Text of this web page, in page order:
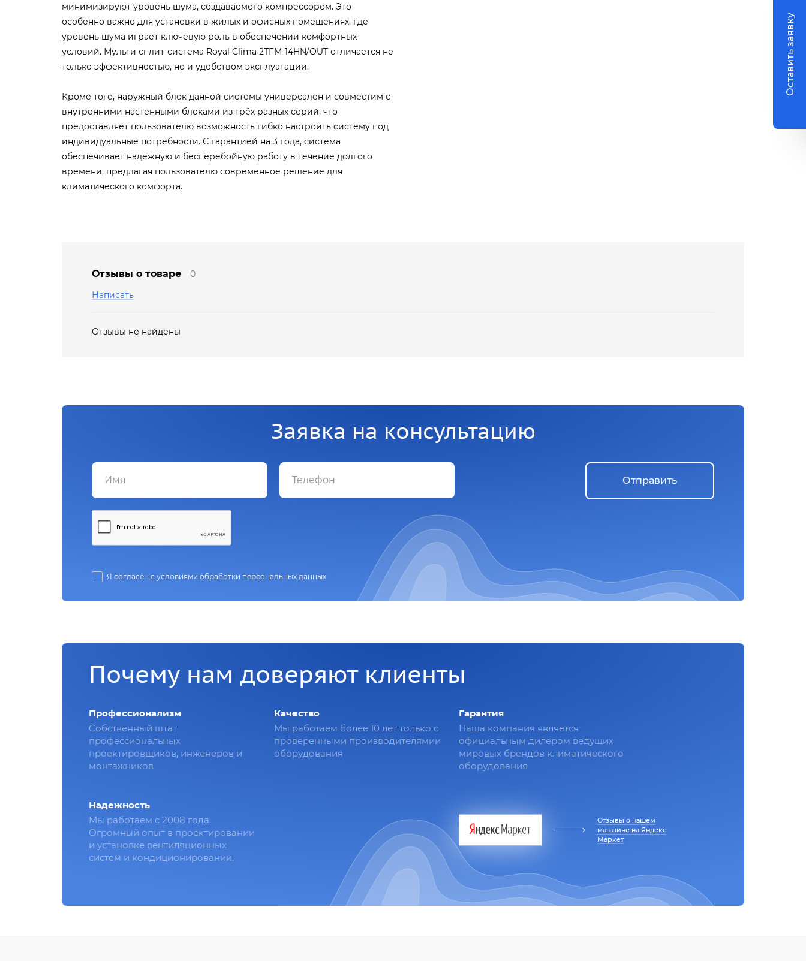
минимизируют уровень шума, создаваемого компрессором. Это
особенно важно для установки в жилых и офисных помещениях, где
уровень шума играет ключевую роль в обеспечении комфортных
условий. Мульти сплит-система Royal Clima 2TFM-14HN/OUT отличается не
только эффективностью, но и удобством эксплуатации.
Кроме того, наружный блок данной системы универсален и совместим с
внутренними настенными блоками из трёх разных серий, что
предоставляет пользователю возможность гибко настроить систему под
индивидуальные потребности. С гарантией на 3 года, система
обеспечивает надежную и бесперебойную работу в течение долгого
времени, предлагая пользователю современное решение для
климатического комфорта.
Отзывы о товаре
0
Написать
Отзывы не найдены
Заявка на консультацию
Я согласен с условиями обработки персональных данных
Отправить
Почему нам доверяют клиенты
Профессионализм
Собственный штат
профессиональных
проектировщиков, инженеров и
монтажников
Качество
Мы работаем более 10 лет только с
проверенными производителямии
оборудования
Гарантия
Наша компания является
официальным дилером ведущих
мировых брендов климатического
оборудования
Надежность
Мы работаем с 2008 года.
Огромный опыт в проектировании
и установке вентиляционных
систем и кондиционировании.
Отзывы о нашем
магазине на Яндекс
Маркет
Оставить заявку